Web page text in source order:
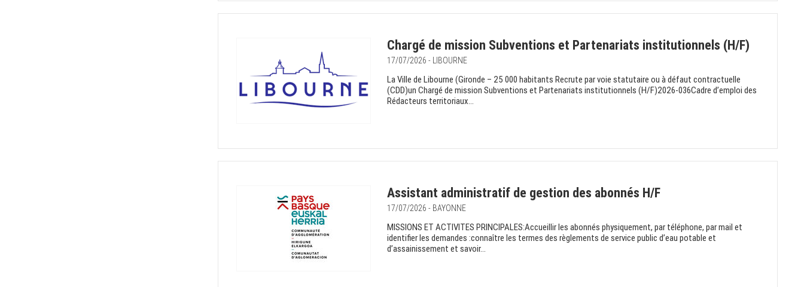
Chargé de mission Subventions et Partenariats institutionnels (H/F)
17/07/2026 - LIBOURNE
La Ville de Libourne (Gironde – 25 000 habitants Recrute par voie statutaire ou à défaut contractuelle
(CDD)un Chargé de mission Subventions et Partenariats institutionnels (H/F)2026-036Cadre d’emploi des
Rédacteurs territoriaux...
Assistant administratif de gestion des abonnés H/F
17/07/2026 - BAYONNE
MISSIONS ET ACTIVITES PRINCIPALES:Accueillir les abonnés physiquement, par téléphone, par mail et
identifier les demandes :connaître les termes des règlements de service public d’eau potable et
d’assainissement et savoir...